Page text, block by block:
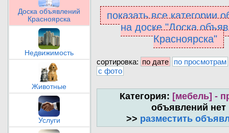
Доска объявлений
Красноярска
Недвижимость
Животные
Услуги
показать все категории
на доске "Доска
Красноярска"
сортировка: по дате
по просмотрам
с фото
Категория: [мебель] -
объявлений нет
>> разместить